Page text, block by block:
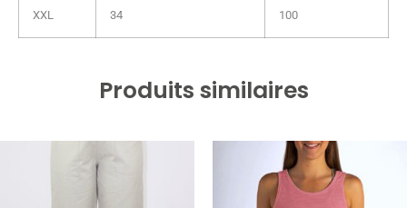
XXL 34 100
Produits similaires